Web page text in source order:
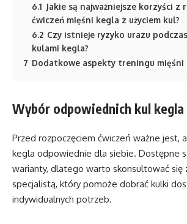
6.1 Jakie są najważniejsze korzyści z
ćwiczeń mięśni kegla z użyciem kul?
6.2 Czy istnieje ryzyko urazu
kulami kegla?
7 Dodatkowe aspekty treningu mięśni
Wybór odpowiednich kul kegla
Przed rozpoczęciem ćwiczeń ważne jest,
kegla odpowiednie dla siebie. Dostępne
warianty, dlatego warto skonsultować się
specjalistą, który pomoże dobrać kulki
indywidualnych potrzeb.